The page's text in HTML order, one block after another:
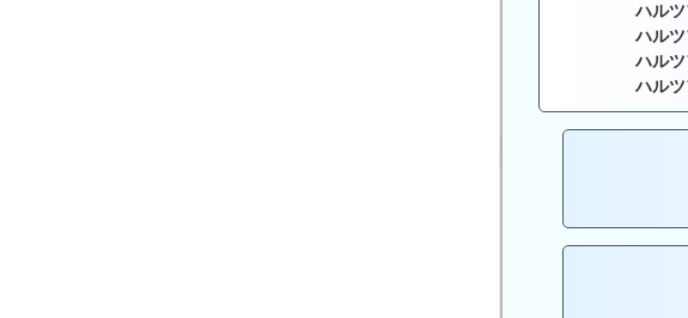
ハルツ
ハル
ハルツ
ハルツ